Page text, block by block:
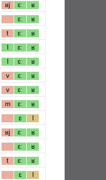
ʁj ɛː ʁ
ɛː ʁ
t ɛː ʁ
l ɛː ʁ
l ɛː ʁ
v ɛː ʁ
v ɛː ʁ
m ɛː ʁ
ɛ l
ʁj ɛː ʁ
ɛː ʁ
t ɛː ʁ
ɛ l